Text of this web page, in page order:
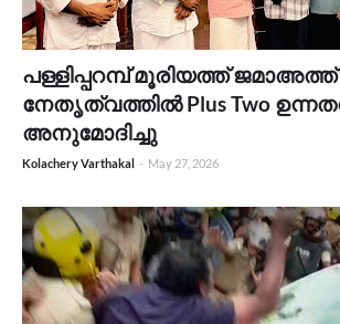
പള്ളിപ്പറമ്പ് മൂരിയത്ത് ജമാഅത്ത്
നേതൃത്വത്തിൽ Plus Two
അനുമോദിച്ചു
Kolachery Varthakal - May 27, 2026